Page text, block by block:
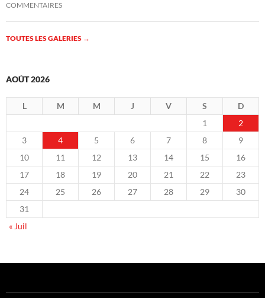
COMMENTAIRES
TOUTES LES GALERIES →
AOÛT 2026
L M M J V S
D
1
2
3
4 5 6 7 8
9
10
11 12 13 14 15
16
17
18 19 20 21 22
23
24
25 26 27 28 29
30
31
« Juil